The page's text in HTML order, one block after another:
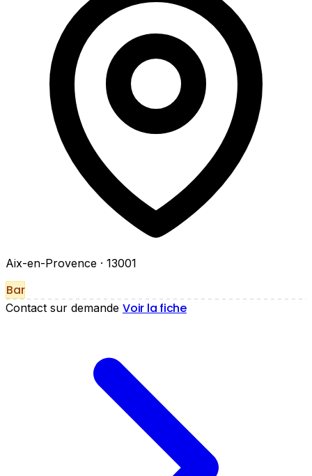
Aix-en-Provence · 13001
Bar
Contact sur demande Voir la fiche